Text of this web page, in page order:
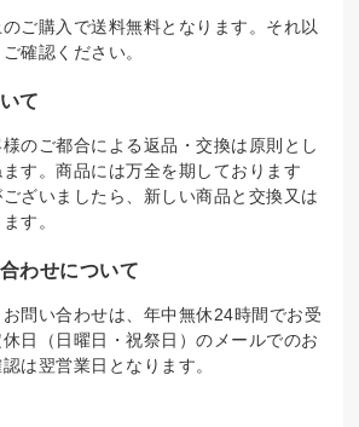
ご購入で送料無料となります。それ以
確認ください。
て
のご都合による返品・交換は原則とし
す。商品には万全を期しております
ざいましたら、新しい商品と交換又は
す。
わせについて
問い合わせは、年中無休24時間でお受
日（日曜日・祝祭日）のメールでのお
は翌営業日となります。